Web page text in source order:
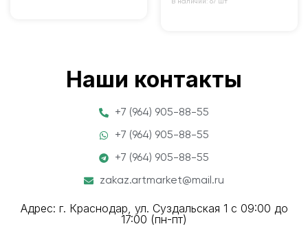
Наши контакты
+7 (964) 905-88-55
+7 (964) 905-88-55
+7 (964) 905-88-55
zakaz.artmarket@mail.ru
Адрес: г. Краснодар, ул. Суздальская 1 с 09:00 до
17:00 (пн-пт)